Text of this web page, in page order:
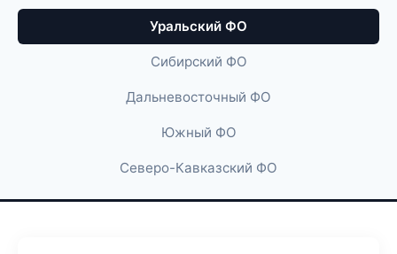
Уральский ФО
Сибирский ФО
Дальневосточный ФО
Южный ФО
Северо-Кавказский ФО